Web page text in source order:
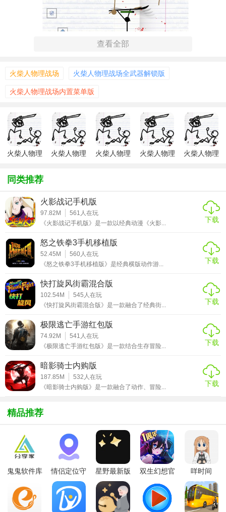
【火柴人物理战场最新版亮点】
1. 夸张物理引擎：角色动作和物体互动遵循真实物理规则，
2. 丰富武器系统：提供数十种武器（如弓箭、炸弹、弹射
器），每种武器均有独特的物理特性，需灵活运用。
3. 创意关卡设计：包含单人剧情、多人对战、解谜挑战等多
台）。
4. 自由编辑功能：支持玩家自定义关卡并分享至社区，可设
计专属战场规则，激发创造力。
【火柴人物理战场最新版过程】
1. 选择模式：进入游戏后选择单人闯关、多人对战或关卡编
辑器。
2. 角色准备：自定义火柴人外观（颜色、配饰），选择初始
武器和技能。
3. 战场适应：观察地形（如高低差、障碍物）和天气（如风
力、雨雪影响弹道）。
4. 策略对战：利用物理规则制定战术（如借助斜坡加速、利
用反弹角度攻击），与对手展开对抗。
5. 达成目标：根据模式完成胜利条件（如消灭所有敌人、占
【火柴人物理战场最新版技巧】
1. 预判弹道：发射武器时需考虑重力、风力和反弹角度，提
前调整瞄准位置。
2. 环境利用：主动触发场景机关（如推动巨石、引爆油桶）
制造连锁反应。
3. 技能组合：搭配武器与角色技能（如冲刺、隐身）实现连
查看全部
火柴人物理战场 火柴人物理战场全武器解锁版
火柴人物理战场内置菜单版
火柴人物理
单版
火柴人物理
火柴人物理
火柴人物理
火柴人物理
同类推荐
火影战记手机版
97.82M 561 人在玩
《火影战记手机版》是一款以经典动漫《火影...
下载
怒之铁拳3手机移植版
52.45M 560人在玩
《怒之铁拳3手机移植版》是经典横版动作游...
下载
快打旋风街霸混合版
102.54M 545 人在玩
《快打旋风街霸混合版》是一款融合了经典街...
下载
极限逃亡手游红包版
74.92M 541 人在玩
《极限逃亡手游红包版》是一款结合生存冒险...
下载
暗影骑士内购版
187.85M 532 人在玩
《暗影骑士内购版》是一款融合了动作、冒险...
下载
精品推荐
鬼鬼软件库
情侣定位守
护软件
星野最新版
双生幻想官
咩时间